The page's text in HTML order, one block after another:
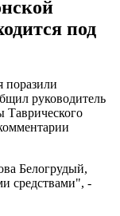
под
поразили
руководитель
Таврического
Белогрудый,
средствами", -